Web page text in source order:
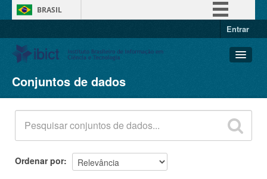
BRASIL
Entrar
Conjuntos de dados
Organizações
Grupos
Sobre
Conjuntos de dados
Ordenar por